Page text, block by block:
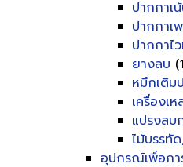
ปากกาเ
ปากกาเ
ปากกาไ
ยางลบ
หมึกเติม
เครื่องเ
แปรงลบ
ไม้บรรทั
อุปกรณ์เพื่อกา